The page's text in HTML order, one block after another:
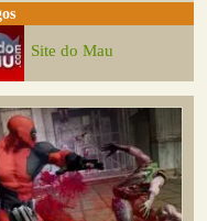
Site do Mau